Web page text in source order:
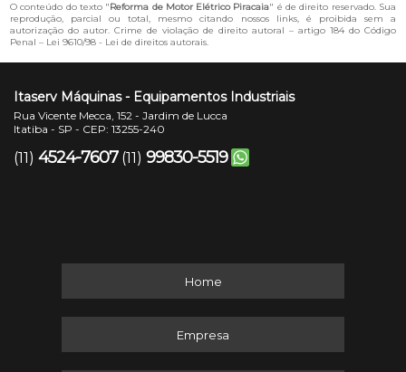
O conteúdo do texto "Reforma de Motor Elétrico Piracaia" é de direito reservado. Sua
reprodução, parcial ou total, mesmo citando nossos links, é proibida sem a
autorização do autor. Crime de violação de direito autoral – artigo 184 do Código
Penal – Lei 9610/98 - Lei de direitos autorais.
Itaserv Máquinas - Equipamentos Industriais
Rua Vicente Mecca, 152 - Jardim de Lucca
Itatiba - SP - CEP: 13255-240
(11) 4524-7607 (11) 99830-5519
Home
Empresa